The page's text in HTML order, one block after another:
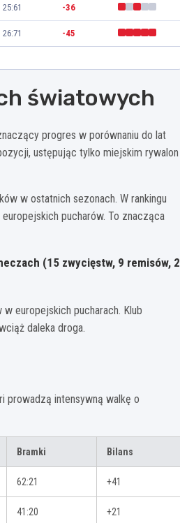
25:61 -36
26:71 -45
światowych
progres w porównaniu do lat
ustępując tylko miejskim rywalon
w ostatnich sezonach. W rankingu
pucharów. To znacząca
(15 zwycięstw, 9 remisów, 2
europejskich pucharach. Klub
daleka droga.
prowadzą intensywną walkę o
Bramki Bilans
62:21 +41
41:20 +21